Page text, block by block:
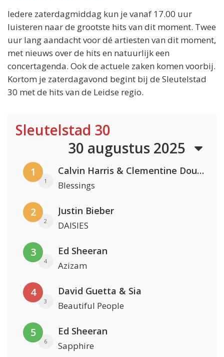
Iedere zaterdagmiddag kun je vanaf 17.00 uur
luisteren naar de grootste hits van dit moment. Twee
uur lang aandacht voor dé artiesten van dit moment,
met nieuws over de hits en natuurlijk een
concertagenda. Ook de actuele zaken komen voorbij.
Kortom je zaterdagavond begint bij de Sleutelstad
30 met de hits van de Leidse regio.
Sleutelstad 30
30 augustus 2025
1
1
Calvin Harris & Clementine Douglas
Blessings
2
2
Justin Bieber
DAISIES
3
4
Ed Sheeran
Azizam
4
3
David Guetta & Sia
Beautiful People
5
6
Ed Sheeran
Sapphire